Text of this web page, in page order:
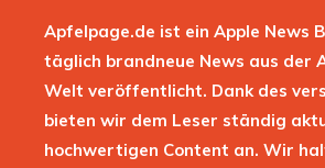
Apfelpage.de ist ein Apple News
täglich brandneue News aus der
Welt veröffentlicht. Dank des
bieten wir dem Leser ständig
hochwertigen Content an. Wir